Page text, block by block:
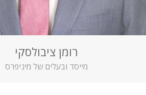
רומן ציבולסקי
מייסד ובעלים של מיניפרס